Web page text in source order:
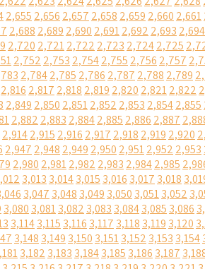
2,655 2,656 2,657 2,658 2,659 2,660 2,661
2,688 2,689 2,690 2,6912,692 2,693 2,694
2,720 2,7212,722 2,723 2,7242,725
2,752 2,753 2,7542,755 2,756 2,757
2,7842,785 2,786 2,787 2,788 2,789
2,816 2,817 2,818 2,819 2,820 2,8212,822
2,849 2,850 2,8512,852 2,853 2,8542,855
2,882 2,883 2,8842,885 2,886 2,887
2,9142,915 2,916 2,917 2,918 2,919 2,920
2,947 2,948 2,949 2,950 2,9512,952 2,953
2,980 2,9812,982 2,983 2,9842,985
3,013 3,0143,015 3,016 3,017 3,018
3,047 3,048 3,049 3,050 3,0513,052
3,080 3,0813,082 3,083 3,0843,085 3,086
3,1143,115 3,116 3,117 3,118 3,119 3,120
3,148 3,149 3,150 3,1513,152 3,153 3,154
3,182 3,183 3,1843,185 3,186 3,187